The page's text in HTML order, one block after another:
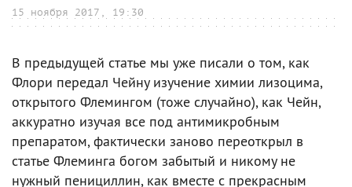
15 ноября 2017, 19:30
В предыдущей статье мы уже писали о том, как
Флори передал Чейну изучение химии лизоцима,
открытого Флемингом (тоже случайно), как Чейн,
аккуратно изучая все под антимикробным
препаратом, фактически заново переоткрыл в
статье Флеминга богом забытый и никому не
нужный пенициллин, как вместе с прекрасным